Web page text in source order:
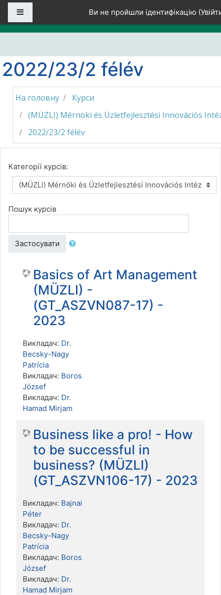
Перейти до головного вмісту
Ви не пройшли ідентифікацію (
2022/23/2 félév
На головну
Курси
(MÜZLI) Mérnöki és Üzletfejlesztési Innovációs
2022/23/2 félév
Категорії курсів:
Пошук курсів
Застосувати
Basics of Art Management
(MÜZLI) -
(GT_ASZVN087-17) -
2023
Викладач: Dr.
Becsky-Nagy
Patrícia
Викладач: Boros
József
Викладач: Dr.
Hamad Mirjam
Business like a pro! - How
to be successful in
business? (MÜZLI)
(GT_ASZVN106-17) - 2023
Викладач: Bajnai
Péter
Викладач: Dr.
Becsky-Nagy
Patrícia
Викладач: Boros
József
Викладач: Dr.
Hamad Mirjam